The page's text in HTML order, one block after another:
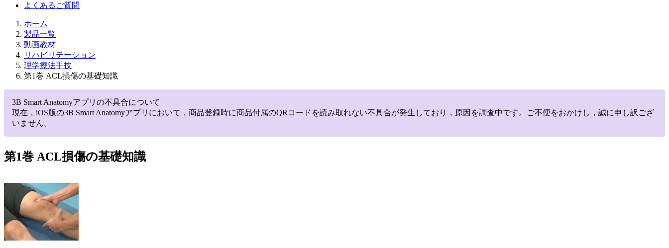
よくあるご質問
ホーム
製品一覧
動画教材
リハビリテーション
理学療法手技
第1巻 ACL損傷の基礎知識
3B Smart Anatomyアプリの不具合について
現在，iOS版の3B Smart Anatomyアプリにおいて，商品登録時に商品付属のQRコードを読み取れない不具合が発生しており，原因を調査中です。ご不便をおかけし，誠に申し訳ござ
いません。
第1巻 ACL損傷の基礎知識